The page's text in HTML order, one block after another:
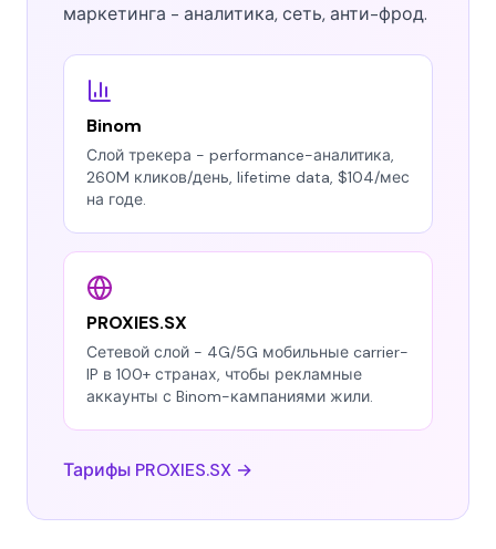
маркетинга - аналитика, сеть, анти-фрод.
Binom
Слой трекера - performance-аналитика,
260M кликов/день, lifetime data, $104/мес
на годе.
PROXIES.SX
Сетевой слой - 4G/5G мобильные carrier-
IP в 100+ странах, чтобы рекламные
аккаунты с Binom-кампаниями жили.
Тарифы PROXIES.SX →